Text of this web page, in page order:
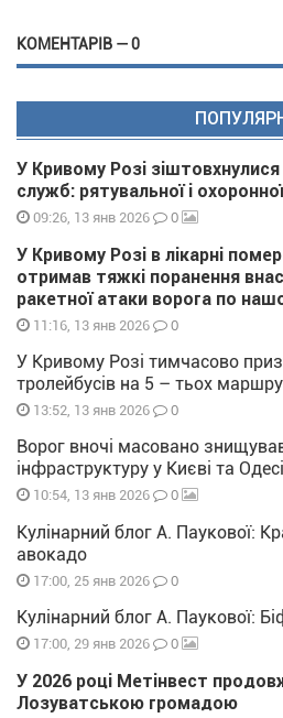
КОМЕНТАРІВ — 0
У Кривому Розі
служб: рятувальної і охоронної
09:26, 13 янв 2026 0
У Кривому Розі в лікарні
отримав тяжкі поранення
ракетної атаки ворога по
11:16, 13 янв 2026 0
У Кривому Розі тимчасово
тролейбусів на 5 – тьох
13:52, 13 янв 2026 0
Ворог вночі масовано
інфраструктуру у Києві та
10:54, 13 янв 2026 0
Кулінарний блог А. Паукової:
авокадо
17:00, 25 янв 2026 0
Кулінарний блог А. Паукової:
17:00, 29 янв 2026 0
У 2026 році Метінвест
Лозуватською громадою